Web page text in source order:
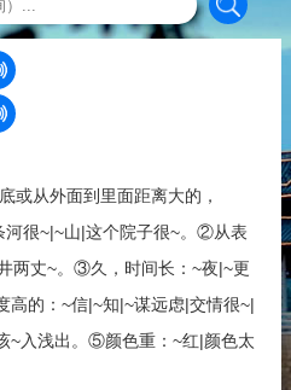
从外面到里面距离大的，
河很~|~山|这个院子很~。②从表
两丈~。③久，时间长：~夜|~更
的：~信|~知|~谋远虑|交情很~|
~入浅出。⑤颜色重：~红|颜色太